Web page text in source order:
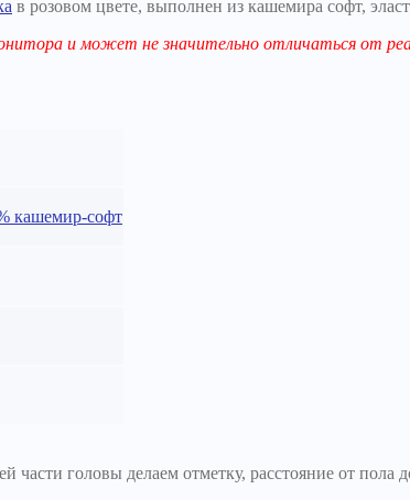
в розовом цвете, выполнен из кашемира софт,
и может не значительно отличаться от
кашемир-софт
головы делаем отметку, расстояние от пола